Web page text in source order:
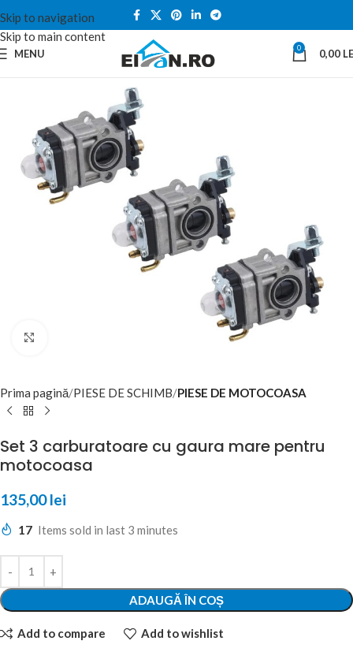
Skip to navigation
Skip to main content
MENU 0 0,00
Prima pagină PIESE DE SCHIMB PIESE DE MOTOCOASA
Set 3 carburatoare cu gaura mare pentru
motocoasa
135,00lei
17 Items sold in last 3 minutes
ADAUGĂ ÎN COȘ
Add to compare Add to wishlist